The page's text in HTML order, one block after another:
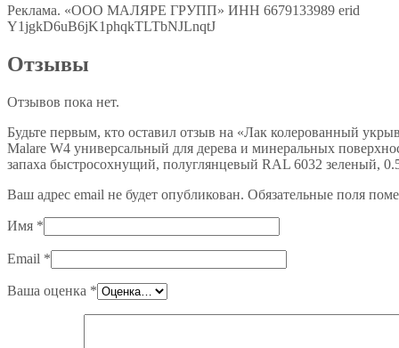
Реклама. «ООО МАЛЯРЕ ГРУПП» ИНН 6679133989 erid
Y1jgkD6uB6jK1phqkTLTbNJLnqtJ
Отзывы
Отзывов пока нет.
Будьте первым, кто оставил отзыв на «Лак колерованный
Malare W4 универсальный для дерева и минеральных
запаха быстросохнущий, полуглянцевый RAL 6032 зеленый,
Ваш адрес email не будет опубликован. Обязательные поля
Имя *
Email *
Ваша оценка *